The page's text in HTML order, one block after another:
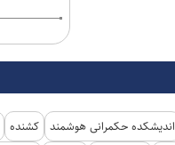
اندیشکده حکمرانی هوشمند کشنده